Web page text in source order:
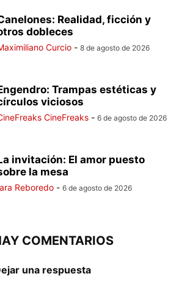
Realidad, ficción y
dobleces
Curcio - 8 de agosto de 2026
Trampas estéticas y
viciosos
CineFreaks - 6 de agosto de 2026
invitación: El amor puesto
la mesa
Reboredo - 6 de agosto de 2026
COMENTARIOS
una respuesta